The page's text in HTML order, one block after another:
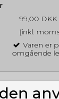
99,00 DKK
(inkl.
Varen er
omgående